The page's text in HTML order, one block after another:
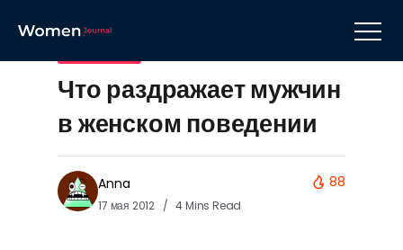
Что раздражает мужчин
в женском поведении
Anna
17 мая 2012 4 Mins Read
88